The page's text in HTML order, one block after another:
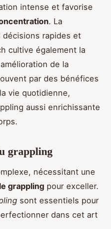
intense et favorise
. La
rapides et
cultive également la
de la
par des bénéfices
vie quotidienne,
aussi enrichissante
grappling
nécessitant une
grappling pour exceller.
sont essentiels pour
dans cet art